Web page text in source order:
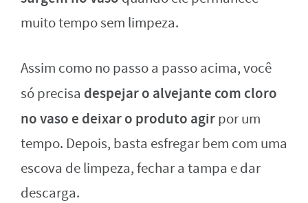
muito tempo sem limpeza.
Assim como no passo a passo acima, você
só precisa despejar o alvejante com cloro
no vaso e deixar o produto agirpor um
tempo. Depois, basta esfregar bem com uma
escova de limpeza, fechar a tampa e dar
descarga.